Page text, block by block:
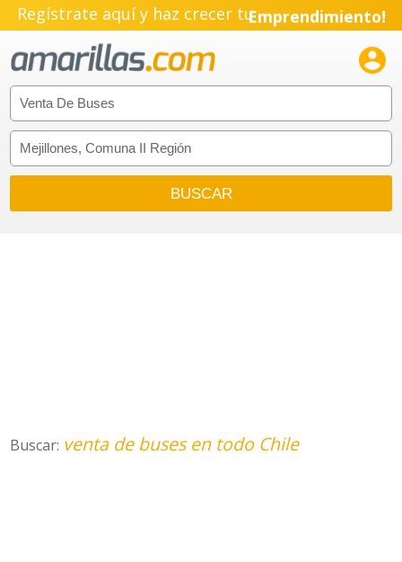
Regístrate aquí y haz crecer tuEmprendimiento!

Buscar: venta de buses en todo Chile